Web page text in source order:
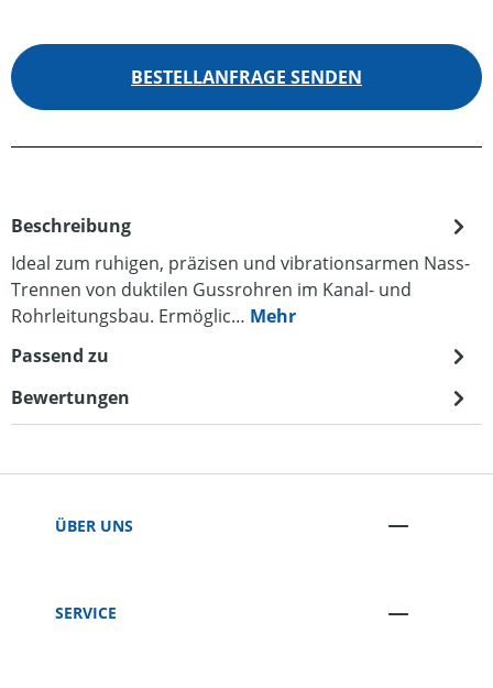
BESTELLANFRAGE SENDEN
Beschreibung
Ideal zum ruhigen, präzisen und vibrationsarmen Nass-
Trennen von duktilen Gussrohren im Kanal- und
Rohrleitungsbau. Ermöglic… Mehr
Passend zu
Bewertungen
ÜBER UNS
SERVICE